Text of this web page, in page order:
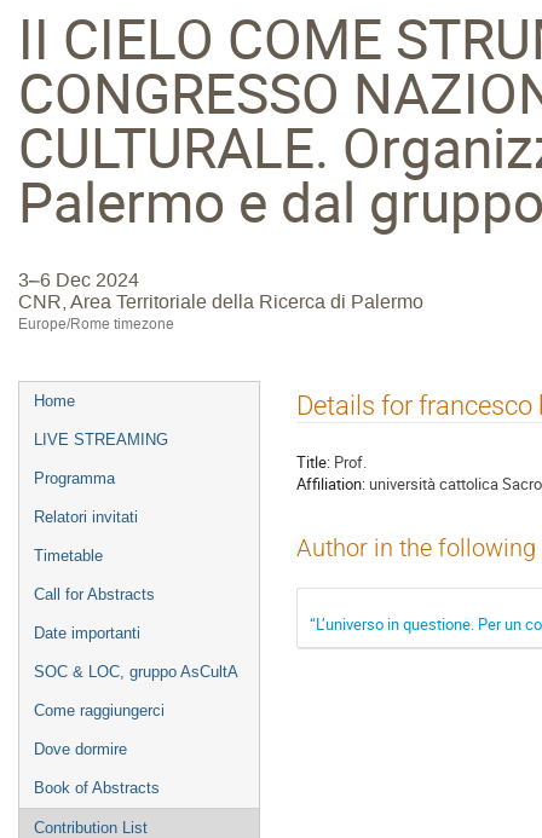
II CIELO COME
CONGRESSO
CULTURALE.
Palermo e dal
3–6 Dec 2024
CNR, Area Territoriale della Ricerca di Palermo
Europe/Rome timezone
Event
menu
Home
LIVE STREAMING
Programma
Relatori invitati
Timetable
Call for Abstracts
Date importanti
SOC & LOC, gruppo AsCultA
Come raggiungerci
Dove dormire
Book of Abstracts
Contribution List
Details for francesco
Title: Prof.
Affiliation:università cattolica
Author in the
“L’universo in questione. Per un